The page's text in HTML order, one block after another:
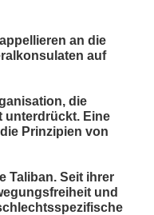
an die
auf
die
unterdrückt. Eine
Prinzipien von
Taliban. Seit ihrer
und